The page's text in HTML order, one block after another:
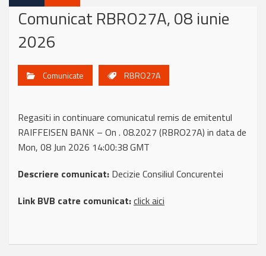
Comunicat RBRO27A, 08 iunie
2026
Comunicate RBRO27A
Regasiti in continuare comunicatul remis de emitentul
RAIFFEISEN BANK – On . 08.2027 (RBRO27A) in data de
Mon, 08 Jun 2026 14:00:38 GMT
Descriere comunicat: Decizie Consiliul Concurentei
Link BVB catre comunicat:click aici